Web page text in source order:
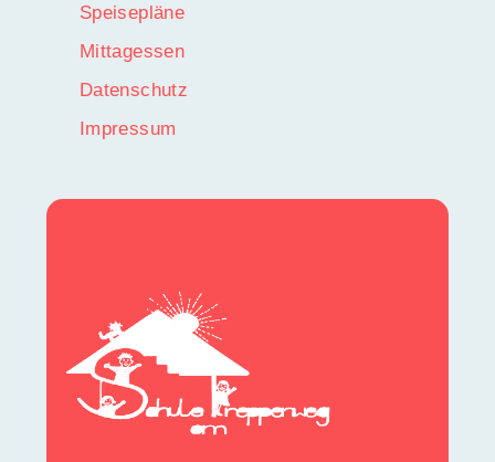
Speisepläne
Mittagessen
Datenschutz
Impressum